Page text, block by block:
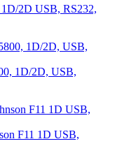
2D USB, RS232,
1D/2D, USB,
F11 1D USB,